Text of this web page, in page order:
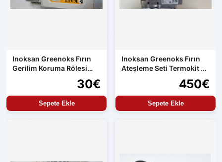
Inoksan Greenoks Fırın
Gerilim Koruma Rölesi
Orijinal Yedek Parça30€
Sepete Ekle
Inoksan Greenoks Fırın
Ateşleme Seti Termokit ve
450€
Sepete Ekle